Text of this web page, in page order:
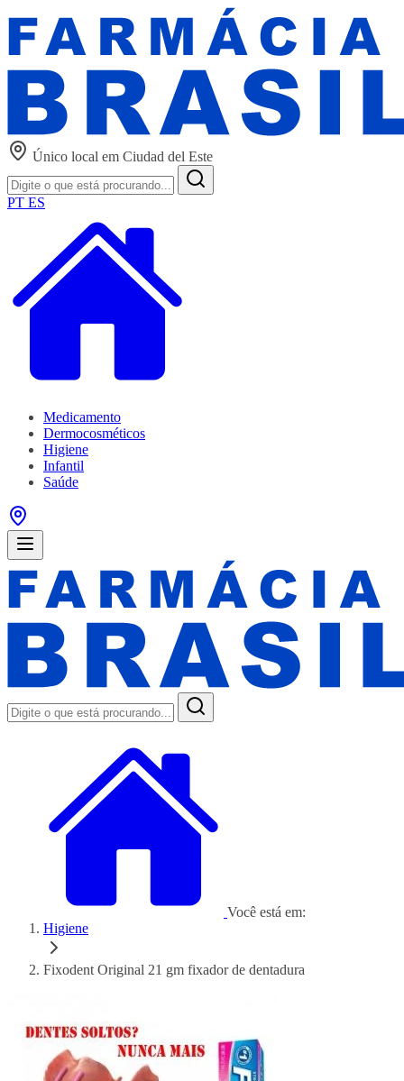
Único local em Ciudad del Este
PT ES
Medicamento
Dermocosméticos
Higiene
Infantil
Saúde
Você está em:
Higiene
Fixodent Original 21 gm fixador de dentadura